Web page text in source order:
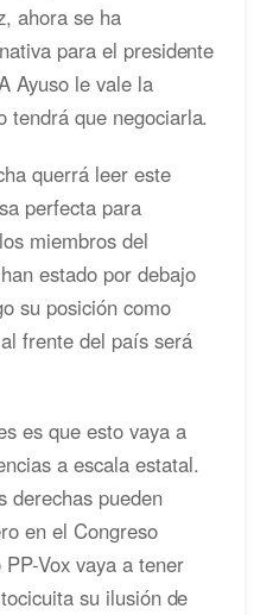
ahora se ha
para el presidente
Ayuso le vale la
tendrá que negociarla.
querrá leer este
perfecta para
miembros del
estado por debajo
su posición como
frente del país será
es que esto vaya a
a escala estatal.
derechas pueden
en el Congreso
Vox vaya a tener
su ilusión de